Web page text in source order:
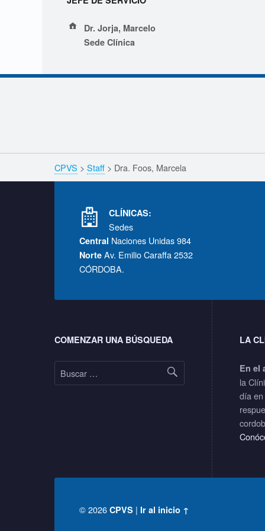
r
l
a
Address:
Dr. Jorja, Marcelo
Sede Clínica
Breadcrumbs navigation
CPVS > Staff > Dra. Foos, Marcela
CLÍNICAS:
Sedes
Central Naciones Unidas 984
Norte Av. Emilio Caraffa 2532
CÓRDOBA.
Footer sidebar
COMENZAR UNA BÚSQUEDA
Buscar:
LA
En el
la
día
© 2026 CPVS| Ir al inicio ↑